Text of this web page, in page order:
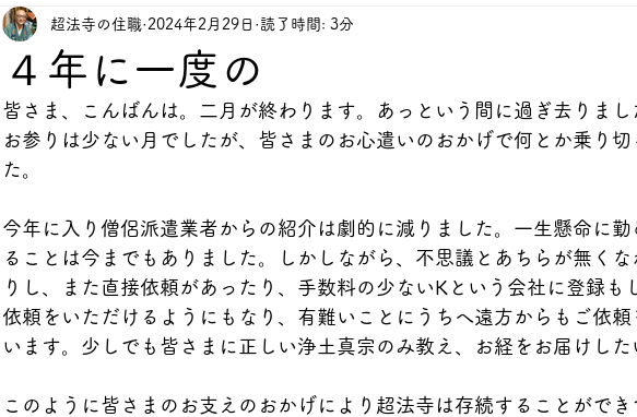
４年に一度の
超法寺の住職 2024年2月29日 読了時間: 3分
皆さま、こんばんは。二月が終わります。あっという間に過ぎ去りまし
お参りは少ない月でしたが、皆さまのお心遣いのおかげで何とか乗り切
た。
今年に入り僧侶派遣業者からの紹介は劇的に減りました。一生懸命に
ることは今までもありました。しかしながら、不思議とあちらが無く
りし、また直接依頼があったり、手数料の少ないKという会社に登録も
依頼をいただけるようにもなり、有難いことにうちへ遠方からもご依
います。少しでも皆さまに正しい浄土真宗のみ教え、お経をお届けした
このように皆さまのお支えのおかげにより超法寺は存続することができ